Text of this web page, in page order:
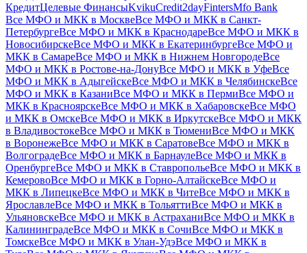
КредитЦелевые ФинансыKvikuCredit2dayFintersMfo Bank
Все МФО и МКК в МосквеВсе МФО и МКК в Санкт-
ПетербургеВсе МФО и МКК в КраснодареВсе МФО и МКК в
НовосибирскеВсе МФО и МКК в ЕкатеринбургеВсе МФО и
МКК в СамареВсе МФО и МКК в Нижнем НовгородеВсе
МФО и МКК в Ростове-на-ДонуВсе МФО и МКК в УфеВсе
МФО и МКК в АдыгейскеВсе МФО и МКК в ЧелябинскеВсе
МФО и МКК в КазаниВсе МФО и МКК в ПермиВсе МФО и
МКК в КрасноярскеВсе МФО и МКК в ХабаровскеВсе МФО
и МКК в ОмскеВсе МФО и МКК в ИркутскеВсе МФО и МКК
в ВладивостокеВсе МФО и МКК в ТюмениВсе МФО и МКК
в ВоронежеВсе МФО и МКК в СаратовеВсе МФО и МКК в
ВолгоградеВсе МФО и МКК в БарнаулеВсе МФО и МКК в
ОренбургеВсе МФО и МКК в СтавропольеВсе МФО и МКК в
КемеровоВсе МФО и МКК в Горно-АлтайскеВсе МФО и
МКК в ЛипецкеВсе МФО и МКК в ЧитеВсе МФО и МКК в
ЯрославлеВсе МФО и МКК в ТольяттиВсе МФО и МКК в
УльяновскеВсе МФО и МКК в АстраханиВсе МФО и МКК в
КалининградеВсе МФО и МКК в СочиВсе МФО и МКК в
ТомскеВсе МФО и МКК в Улан-УдэВсе МФО и МКК в